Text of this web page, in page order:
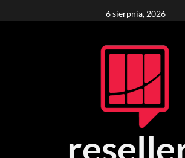
to
6 sierpnia, 2026